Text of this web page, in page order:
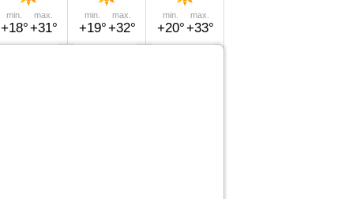
min.
+18°
max.
+31°
min.
+19°
max.
+32°
min.
+20°
max.
+33°